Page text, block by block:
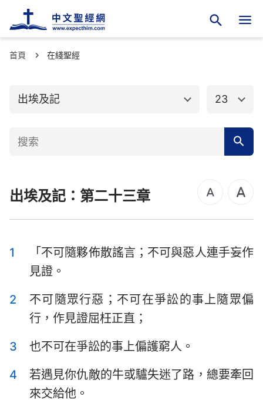
首頁 在綫聖經
出埃及記
舊約聖經
創世記
申命記
撒母耳記上 撒母耳記下
歷代志上 歷代志下
以斯拉記
以斯帖記 約伯記
傳道書 雅歌
以賽亞書 耶利米書
23
出埃及記：第二十三章
1
「不可隨夥佈散謠言；不可與惡人連手妄作
見證。
2
不可隨眾行惡；不可在爭訟的事上隨眾偏
行，作見證屈枉正直；
3
也不可在爭訟的事上偏護窮人。
4
若遇見你仇敵的牛或驢失迷了路，總要牽回
來交給他。